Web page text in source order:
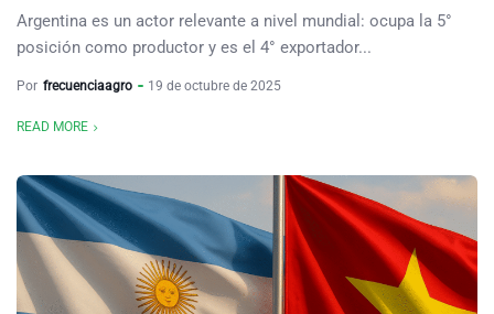
Argentina es un actor relevante a nivel mundial: ocupa la 5°
posición como productor y es el 4° exportador...
Por frecuenciaagro 19 de octubre de 2025
READ MORE